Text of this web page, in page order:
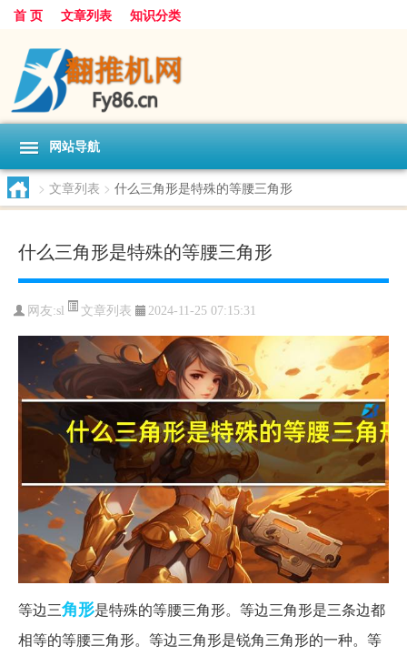
首 页 文章列表 知识分类
网站导航
> 文章列表 > 什么三角形是特殊的等腰三角形
什么三角形是特殊的等腰三角形
网友:sl 文章列表 2024-11-25 07:15:31
等边三角形是特殊的等腰三角形。等边三角形是三条边都
相等的等腰三角形。等边三角形是锐角三角形的一种。等